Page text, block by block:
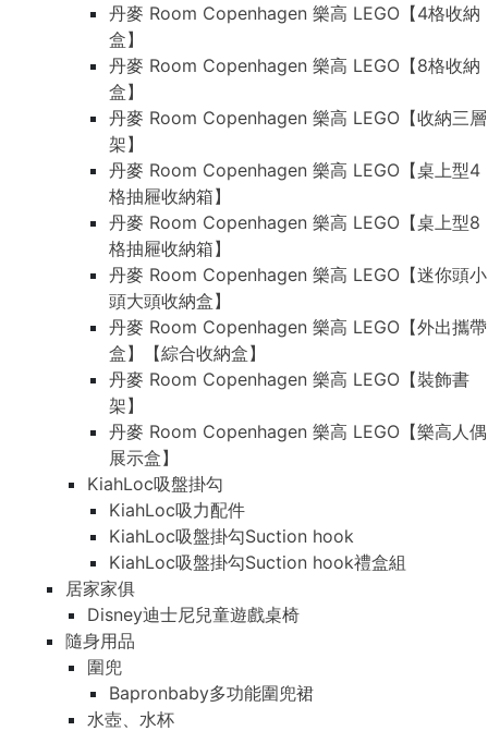
丹麥 Room Copenhagen 樂高 LEGO【4格收納
盒】
丹麥 Room Copenhagen 樂高 LEGO【8格收納
盒】
丹麥 Room Copenhagen 樂高 LEGO【收納三層
架】
丹麥 Room Copenhagen 樂高 LEGO【桌上型4
格抽屜收納箱】
丹麥 Room Copenhagen 樂高 LEGO【桌上型8
格抽屜收納箱】
丹麥 Room Copenhagen 樂高 LEGO【迷你頭小
頭大頭收納盒】
丹麥 Room Copenhagen 樂高 LEGO【外出攜帶
盒】【綜合收納盒】
丹麥 Room Copenhagen 樂高 LEGO【裝飾書
架】
丹麥 Room Copenhagen 樂高 LEGO【樂高人偶
展示盒】
KiahLoc吸盤掛勾
KiahLoc吸力配件
KiahLoc吸盤掛勾Suction hook
KiahLoc吸盤掛勾Suction hook禮盒組
居家家俱
Disney迪士尼兒童遊戲桌椅
隨身用品
圍兜
Bapronbaby多功能圍兜裙
水壺、水杯